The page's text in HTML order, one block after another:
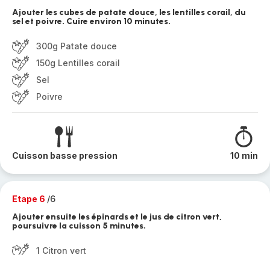
Ajouter les cubes de patate douce, les lentilles corail, du
sel et poivre. Cuire environ 10 minutes.
300g Patate douce
150g Lentilles corail
Sel
Poivre
Cuisson basse pression 10 min
Etape 6 /6
Ajouter ensuite les épinards et le jus de citron vert,
poursuivre la cuisson 5 minutes.
1 Citron vert